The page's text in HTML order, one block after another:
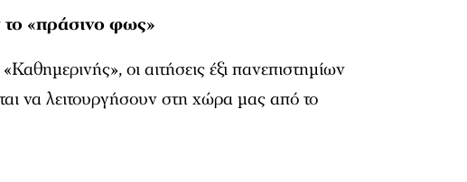
«πράσινο φως»
οι αιτήσεις έξι πανεπιστημίων
να λειτουργήσουν στη χώρα μας από το